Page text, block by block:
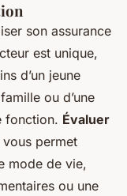
son assurance
est unique,
d’un jeune
ou d’une
fonction. Évaluer
vous permet
mode de vie,
ou une